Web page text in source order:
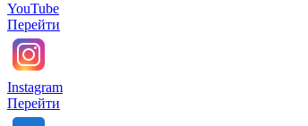
YouTube
Перейти
Instagram
Перейти